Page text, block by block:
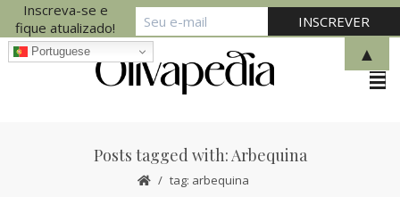
Posts tagged with: Arbequina
tag: arbequina
Inscreva-se e
fique atualizado!
▲
Portuguese